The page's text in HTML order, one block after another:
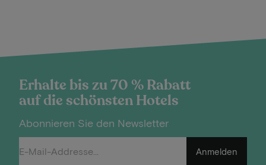
Erhalte bis zu 70 % Rabatt
auf die schönsten Hotels
Abonnieren Sie den Newsletter
Anmelden